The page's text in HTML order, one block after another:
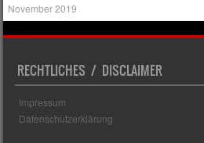
November 2019
RECHTLICHES / DISCLAIMER
Impressum
Datenschutzerklärung